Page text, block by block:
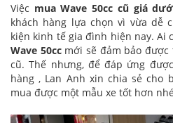
Việc mua Wave 50cc cũ giá
khách hàng lựa chọn vì vừa dễ
kiện kinh tế gia đình hiện nay. Ai
Wave 50ccmới sẽ đảm bảo được
cũ. Thế nhưng, để đáp ứng
hàng , Lan Anh xin chia sẻ cho
mua được một mẫu xe tốt hơn